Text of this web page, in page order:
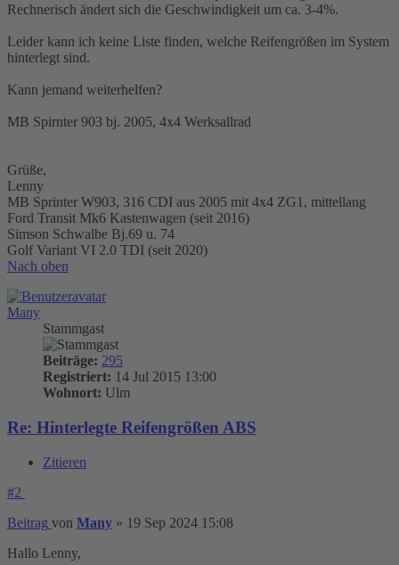
Rechnerisch ändert sich die Geschwindigkeit um ca. 3-4%.
Leider kann ich keine Liste finden, welche Reifengrößen im System
hinterlegt sind.
Kann jemand weiterhelfen?
MB Spirnter 903 bj. 2005, 4x4 Werksallrad
Grüße,
Lenny
MB Sprinter W903, 316 CDI aus 2005 mit 4x4 ZG1, mittellang
Ford Transit Mk6 Kastenwagen (seit 2016)
Simson Schwalbe Bj.69 u. 74
Golf Variant VI 2.0 TDI (seit 2020)
Nach oben
Many
Stammgast
Beiträge: 295
Registriert: 14 Jul 2015 13:00
Wohnort: Ulm
Re: Hinterlegte Reifengrößen ABS
Zitieren
#2
Beitrag von Many » 19 Sep 2024 15:08
Hallo Lenny,